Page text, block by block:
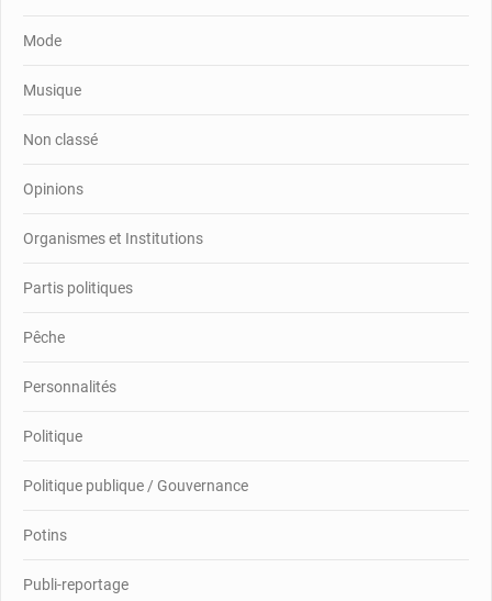
Mode
Musique
Non classé
Opinions
Organismes et Institutions
Partis politiques
Pêche
Personnalités
Politique
Politique publique / Gouvernance
Potins
Publi-reportage